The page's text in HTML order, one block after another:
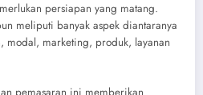
persiapan yang matang.
meliputi banyak aspek diantaranya
modal, marketing, produk, layanan
pemasaran ini memberikan